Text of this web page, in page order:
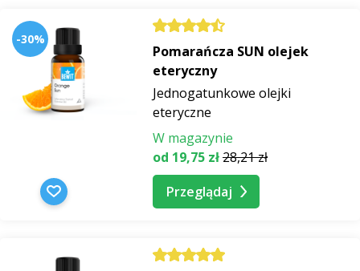
-30%
Pomarańcza SUN olejek
eteryczny
Jednogatunkowe olejki
eteryczne
W magazynie
od 19,75 zł28,21 zł
Przeglądaj